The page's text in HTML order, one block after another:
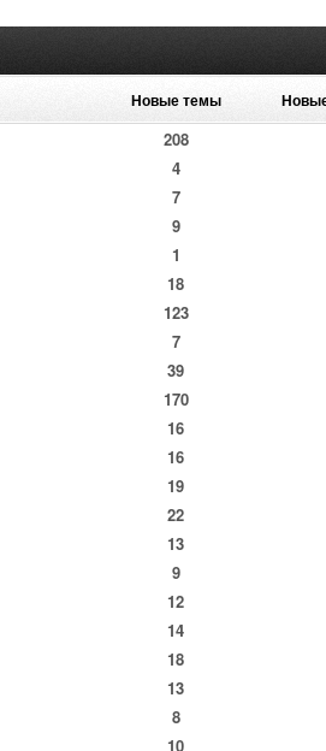
Новые темы
208
4
7
9
1
18
123
7
39
170
16
16
19
22
13
9
12
14
18
13
8
10